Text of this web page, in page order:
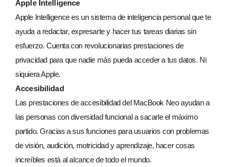
Apple Intelligence
Apple Intelligence es un sistema de inteligencia personal que te
ayuda a redactar, expresarte y hacer tus tareas diarias sin
esfuerzo. Cuenta con revolucionarias prestaciones de
privacidad para que nadie más pueda acceder a tus datos. Ni
siquiera Apple.
Accesibilidad
Las prestaciones de accesibilidad del MacBook Neo ayudan a
las personas con diversidad funcional a sacarle el máximo
partido. Gracias a sus funciones para usuarios con problemas
de visión, audición, motricidad y aprendizaje, hacer cosas
increíbles está al alcance de todo el mundo.